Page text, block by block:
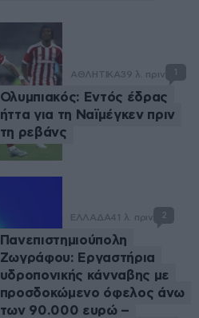
ΑΘΛΗΤΙΚΑ39 λ. πριν 1
Ολυμπιακός: Εντός έδρας
ήττα για τη Ναϊμέγκεν πριν
τη ρεβάνς
ΕΛΛΑΔΑ41 λ. πριν 2
Πανεπιστημιούπολη
Ζωγράφου: Εργαστήρια
υδροπονικής κάνναβης με
προσδοκώμενο όφελος άνω
των 90.000 ευρώ –